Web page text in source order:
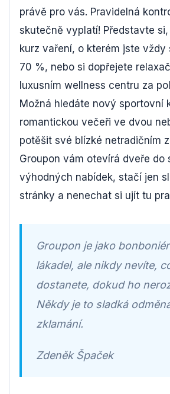
právě pro vás. Pravidelná
skutečně vyplatí! Představte
kurz vaření, o kterém jste vždy
70 %, nebo si dopřejete
luxusním wellness centru za
Možná hledáte nový sportovní
romantickou večeři ve dvou
potěšit své blízké netradičním
Groupon vám otevírá dveře do
výhodných nabídek, stačí jen
stránky a nenechat si ujít tu
Groupon je jako
lákadel, ale nikdy nevíte,
dostanete, dokud ho
Někdy je to sladká
zklamání.
Zdeněk Špaček